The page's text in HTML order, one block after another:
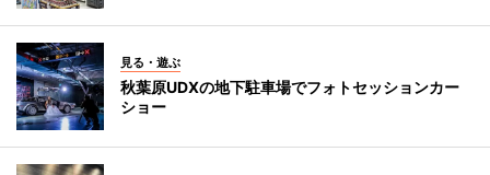
見る・遊ぶ
秋葉原UDXの地下駐車場でフォトセッションカー
ショー